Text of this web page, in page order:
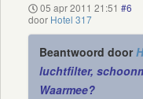
05 apr 2011 21:51 #6
door Hotel 317
Beantwoord door
luchtfilter,
Waarmee?